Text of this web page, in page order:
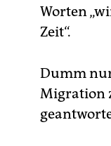
Worten
Zeit“.
Dumm
Migration